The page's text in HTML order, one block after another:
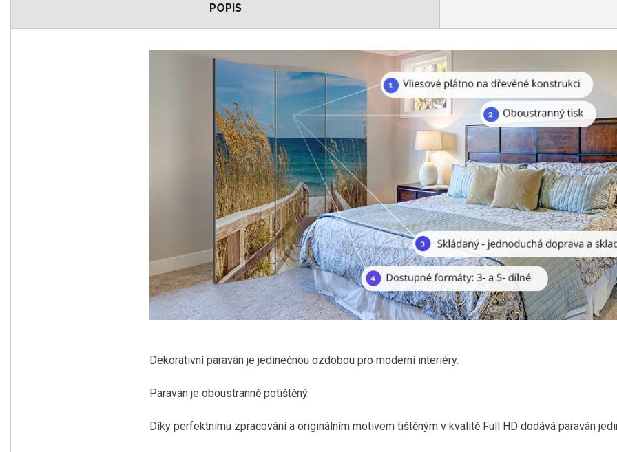
POPIS
Dekorativní paraván je jedinečnou ozdobou pro moderní interiéry.
Paraván je oboustranně potištěný.
Díky perfektnímu zpracování a originálním motivem tištěným v kvalitě Full HD dodává paraván